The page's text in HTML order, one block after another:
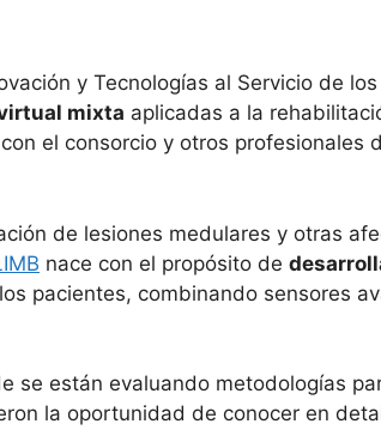
y Tecnologías al Servicio de
mixta aplicadas a la
el consorcio y otros profesionales
de lesiones medulares y otras
nace con el propósito de
pacientes, combinando sensores
se están evaluando metodologías
la oportunidad de conocer en